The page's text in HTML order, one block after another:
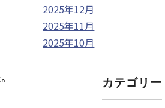
2025年12月
2025年11月
2025年10月
カテゴリー